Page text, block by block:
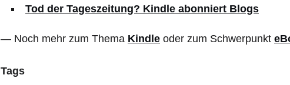
Tod der Tageszeitung? Kindle abonniert Blogs
— Noch mehr zum Thema Kindle oder zum Schwerpunkt
Tags